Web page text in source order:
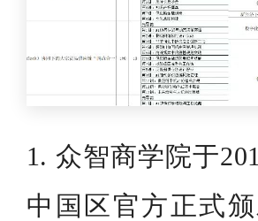
1. 众智商学院于
中国区官方正式